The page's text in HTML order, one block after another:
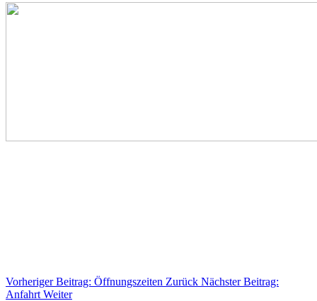
Vorheriger Beitrag: Öffnungszeiten Zurück Nächster Beitrag:
Anfahrt Weiter